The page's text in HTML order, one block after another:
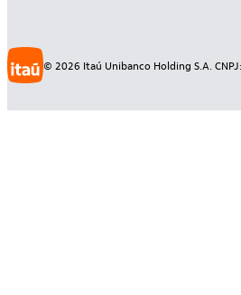
© 2026 Itaú Unibanco Holding S.A.